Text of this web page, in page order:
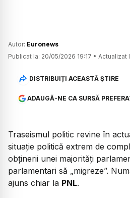
Autor: Euronews
Publicat la: 20/05/2026 19:17 • Actualizat
DISTRIBUIȚI ACEASTĂ ȘTIRE
ADAUGĂ-NE CA SURSĂ
Traseismul politic revine în
situație politică extrem de
obținerii unei majorități
parlamentari să „migreze”.
ajuns chiar la PNL.